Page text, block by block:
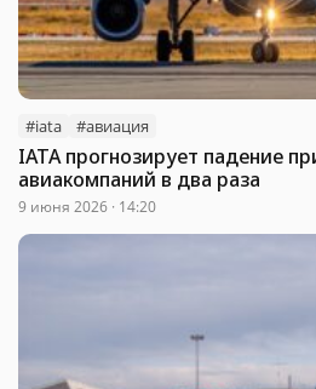
#iata #авиация
IATA прогнозирует падение
авиакомпаний в два раза
9 июня 2026 · 14:20